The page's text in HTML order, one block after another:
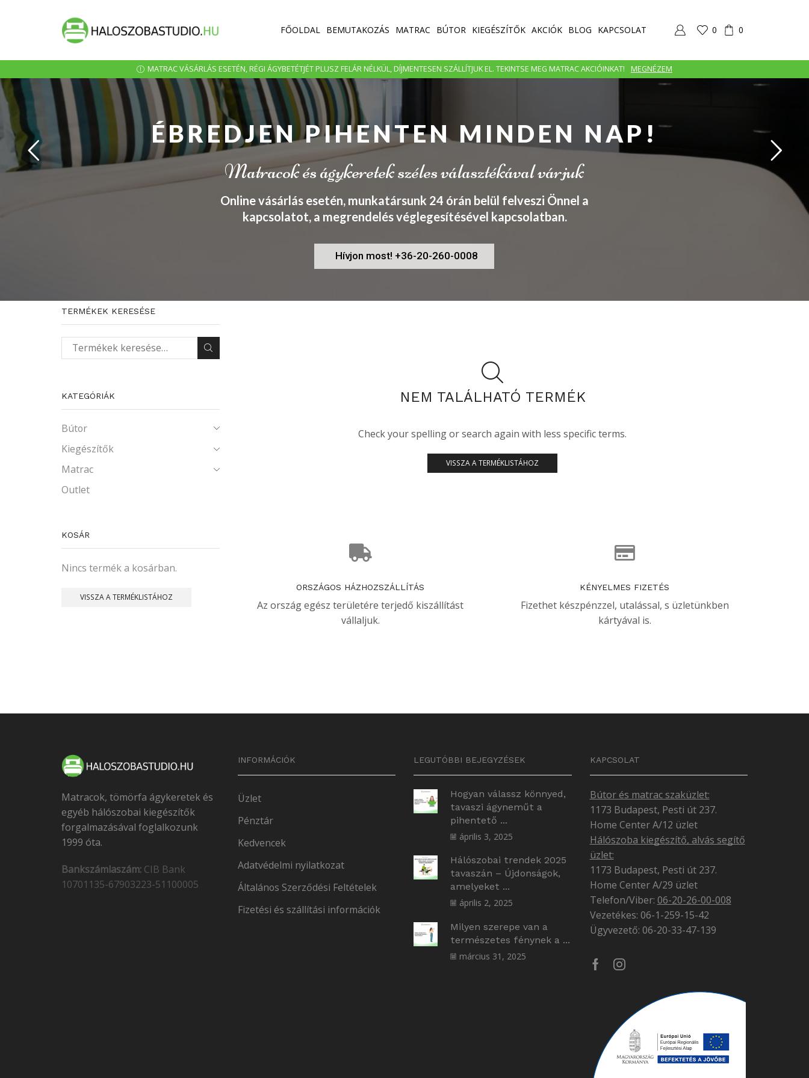
FŐOLDAL BEMUTAKOZÁS MATRAC BÚTOR KIEGÉSZÍTŐK AKCIÓK BLOG KAPCSOLAT 0 0
MATRAC VÁSÁRLÁS ESETÉN, RÉGI ÁGYBETÉTJÉT PLUSZ FELÁR NÉLKÜL, DÍJMENTESEN SZÁLLÍTJUK EL. TEKINTSE MEG MATRAC AKCIÓINKAT! MEGNÉZEM
ÉBREDJEN PIHENTEN MINDEN NAP!
Matracok és ágykeretek széles választékával várjuk
Online vásárlás esetén, munkatársunk 24 órán belül felveszi Önnel a
kapcsolatot, a megrendelés véglegesítésével kapcsolatban.
Hívjon most! +36-20-260-0008
NEM TALÁLHATÓ TERMÉK
Check your spelling or search again with less specific terms.
VISSZA A TERMÉKLISTÁHOZ
ORSZÁGOS HÁZHOZSZÁLLÍTÁS
Az ország egész területére terjedő kiszállítást
vállaljuk.
KÉNYELMES FIZETÉS
Fizethet készpénzzel, utalással, s üzletünkben
kártyával is.
TERMÉKEK KERESÉSE
Keresés a következőre:
KATEGÓRIÁK
Bútor
Kiegészítők
Matrac
Outlet
KOSÁR
Nincs termék a kosárban.
VISSZA A TERMÉKLISTÁHOZ
Matracok, tömörfa ágykeretek és
egyéb hálószobai kiegészítők
forgalmazásával foglalkozunk
1999 óta.
Bankszámlaszám: CIB Bank
10701135-67903223-51100005
INFORMÁCIÓK
Üzlet
Pénztár
Kedvencek
Adatvédelmi nyilatkozat
Általános Szerződési Feltételek
Fizetési és szállítási információk
LEGUTÓBBI BEJEGYZÉSEK
Hogyan válassz könnyed,
tavaszi ágyneműt a
pihentető ...
április 3, 2025
Hálószobai trendek 2025
tavaszán – Újdonságok,
amelyeket ...
április 2, 2025
Milyen szerepe van a
természetes fénynek a ...
március 31, 2025
KAPCSOLAT
Bútor és matrac szaküzlet:
1173 Budapest, Pesti út 237.
Home Center A/12 üzlet
Hálószoba kiegészítő, alvás segítő
üzlet:
1173 Budapest, Pesti út 237.
Home Center A/29 üzlet
Telefon/Viber: 06-20-26-00-008
Vezetékes: 06-1-259-15-42
Ügyvezető: 06-20-33-47-139
FacebookInstagram